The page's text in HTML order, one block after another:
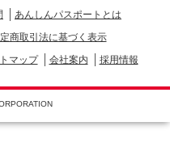
あんしんパスポートとは
商取引法に基づく表示
マップ 会社案内 採用情報